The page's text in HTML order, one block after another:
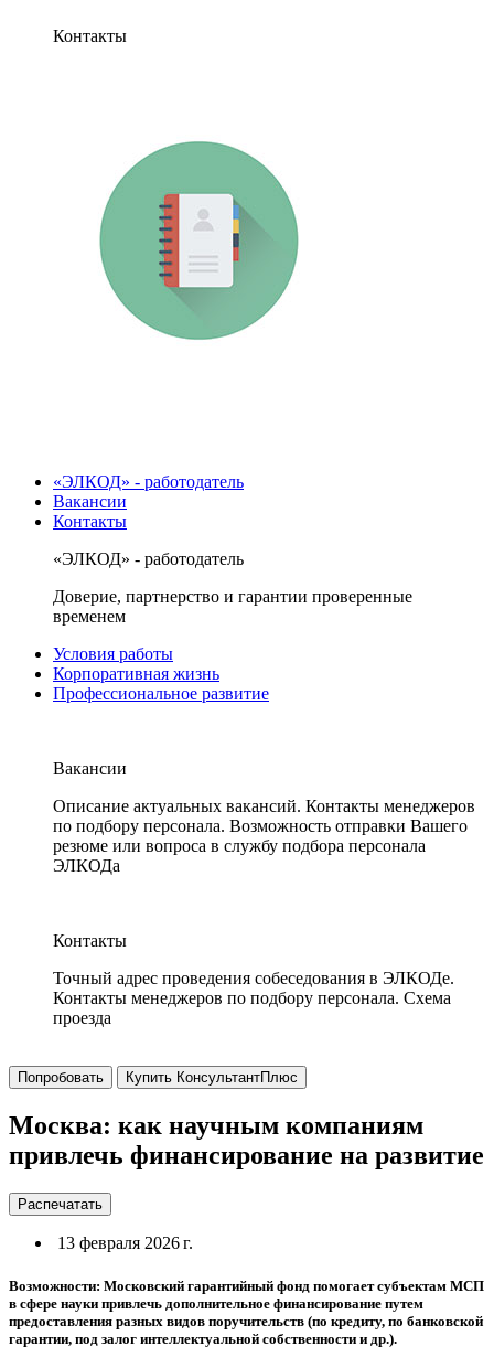
Контакты
«ЭЛКОД» - работодатель
Вакансии
Контакты
«ЭЛКОД» - работодатель
Доверие, партнерство и гарантии проверенные
временем
Условия работы
Корпоративная жизнь
Профессиональное развитие
Вакансии
Описание актуальных вакансий. Контакты менеджеров
по подбору персонала. Возможность отправки Вашего
резюме или вопроса в службу подбора персонала
ЭЛКОДа
Контакты
Точный адрес проведения собеседования в ЭЛКОДе.
Контакты менеджеров по подбору персонала. Схема
проезда
Попробовать Купить КонсультантПлюс
Москва: как научным компаниям
привлечь финансирование на развитие
Распечатать
13 февраля 2026 г.
Возможности: Московский гарантийный фонд помогает субъектам МСП
в сфере науки привлечь дополнительное финансирование путем
предоставления разных видов поручительств (по кредиту, по банковской
гарантии, под залог интеллектуальной собственности и др.).